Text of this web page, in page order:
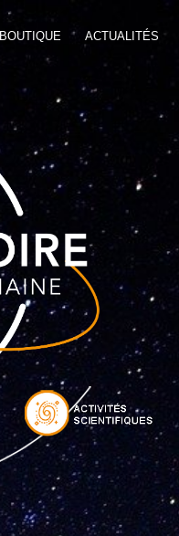
BOUTIQUE ACTUALITÉS